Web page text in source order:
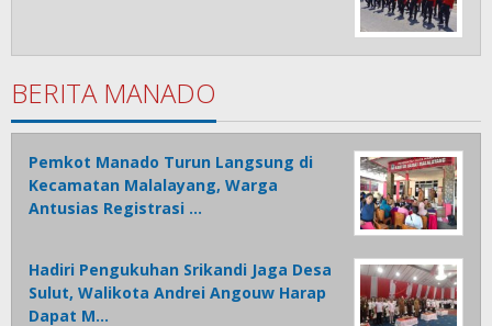
BERITA MANADO
Pemkot Manado Turun Langsung di
Kecamatan Malalayang, Warga
Antusias Registrasi …
Hadiri Pengukuhan Srikandi Jaga Desa
Sulut, Walikota Andrei Angouw Harap
Dapat M…